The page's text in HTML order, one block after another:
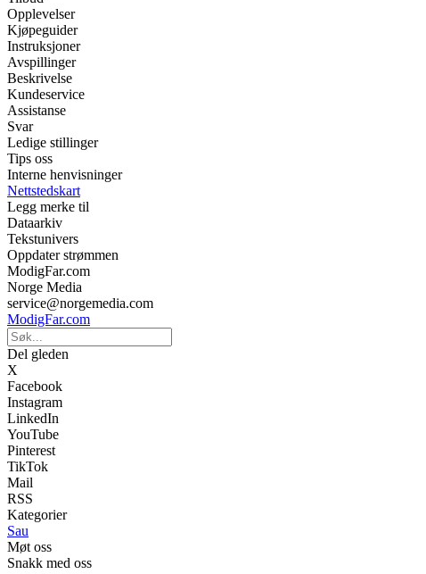
Opplevelser
Kjøpeguider
Instruksjoner
Avspillinger
Beskrivelse
Kundeservice
Assistanse
Svar
Ledige stillinger
Tips oss
Interne henvisninger
Nettstedskart
Legg merke til
Dataarkiv
Tekstunivers
Oppdater strømmen
ModigFar.com
Norge Media
service@norgemedia.com
ModigFar.com
Del gleden
X
Facebook
Instagram
LinkedIn
YouTube
Pinterest
TikTok
Mail
RSS
Kategorier
Sau
Møt oss
Snakk med oss